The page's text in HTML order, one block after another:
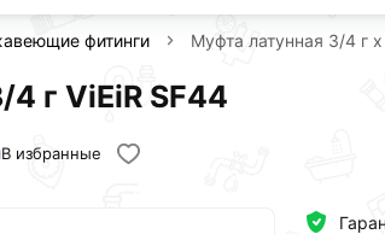
фитинги Муфта латунная 3/4 г
г ViEiR SF44
В избранные